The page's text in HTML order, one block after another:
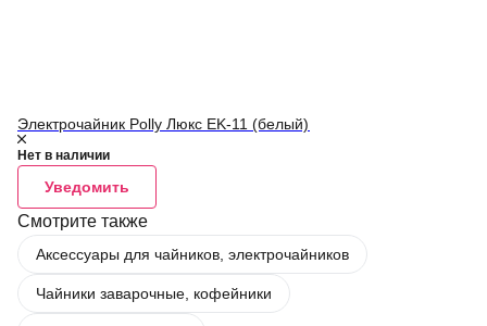
Электрочайник Polly Люкс EK-11 (белый)
Нет в наличии
Уведомить
Смотрите также
Аксессуары для чайников, электрочайников
Чайники заварочные, кофейники